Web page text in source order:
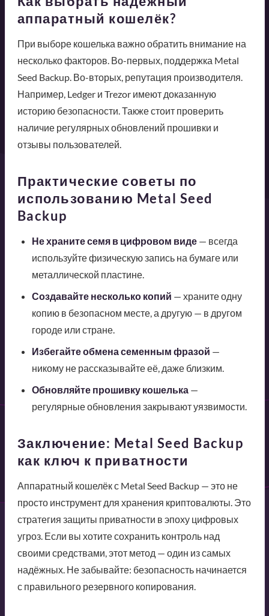
аппаратный кошелёк?
При выборе кошелька важно обратить внимание на
несколько факторов. Во-первых, поддержка Metal
Seed Backup. Во-вторых, репутация производителя.
Например, Ledger и Trezor имеют доказанную
историю безопасности. Также стоит проверить
наличие регулярных обновлений прошивки и
отзывы пользователей.
Практические советы по
использованию Metal Seed
Backup
Не храните семя в цифровом виде— всегда
используйте физическую запись на бумаге или
металлической пластине.
Создавайте несколько копий — храните одну
копию в безопасном месте, а другую — в другом
городе или стране.
Избегайте обмена семенным фразой —
никому не рассказывайте её, даже близким.
Обновляйте прошивку кошелька—
регулярные обновления закрывают уязвимости.
Заключение: Metal Seed Backup
как ключ к приватности
Аппаратный кошелёк с Metal Seed Backup — это не
просто инструмент для хранения криптовалюты. Это
стратегия защиты приватности в эпоху цифровых
угроз. Если вы хотите сохранить контроль над
своими средствами, этот метод — один из самых
надёжных. Не забывайте: безопасность начинается
с правильного резервного копирования.